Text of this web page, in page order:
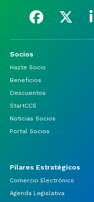
Socios
Hazte Socio
Beneficios
Descuentos
StartCCS
Noticias Socios
Portal Socios
Pilares Estratégicos
Comercio Electrónico
Agenda Legislativa